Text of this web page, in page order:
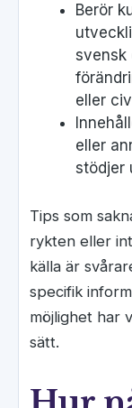
Berör
svensk
eller
eller
stödjer
Tips som
rykten eller
källa är
specifik
möjlighet har
sätt.